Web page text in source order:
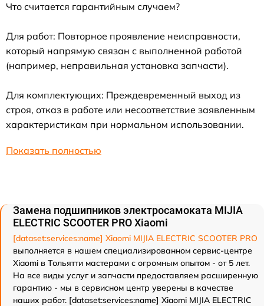
Что считается гарантийным случаем?
Для работ: Повторное проявление неисправности,
который напрямую связан с выполненной работой
(например, неправильная установка запчасти).
Для комплектующих: Преждевременный выход из
строя, отказ в работе или несоответствие заявленным
характеристикам при нормальном использовании.
Показать полностью
Замена подшипников электросамоката MIJIA
ELECTRIC SCOOTER PRO Xiaomi
[dataset:services:name] Xiaomi MIJIA ELECTRIC SCOOTER PRO
выполняется в нашем специализированном сервис-центре
Xiaomi в Тольятти мастерами с огромным опытом - от 5 лет.
На все виды услуг и запчасти предоставляем расширенную
гарантию - мы в сервисном центр уверены в качестве
наших работ. [dataset:services:name] Xiaomi MIJIA ELECTRIC